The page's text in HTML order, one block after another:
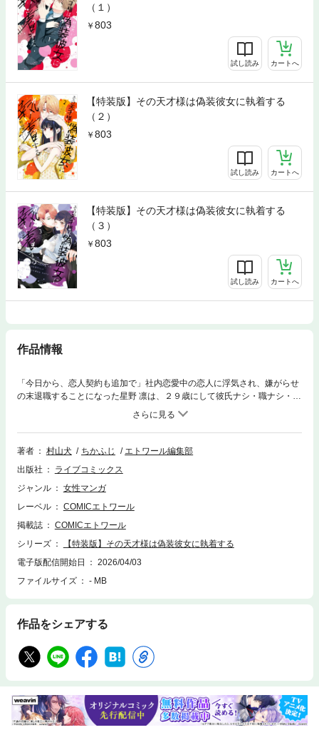
（１）
803
試し読み カートへ
【特装版】その天才様は偽装彼女に執着する
（２）
803
試し読み カートへ
【特装版】その天才様は偽装彼女に執着する
（３）
803
試し読み カートへ
作品情報
「今日から、恋人契約も追加で」社内恋愛中の恋人に浮気され、嫌がらせ
の末退職することになった星野 凛は、２９歳にして彼氏ナシ・職ナシ・未
来ナシの崖っぷちに。そんなある日、兄に紹介されたのは「帰国子女の凄
腕天才プログラマー」若月 郁の期間限定の家事代行業。美形だけど口を開
けば失礼な言動、おまけに人間不信で他人を寄せ付けない雰囲気の郁。だ
けど凛のことはなぜか気に入ったようで…！？孤高の天才プログラマー×
品は「その天才様は偽装彼女に執着する」第1話～第5話を収録したもので
す】
著者 村山犬 ちかふじ
エトワール編集部
出版社
ライブコミックス
ジャンル
女性マンガ
レーベル
COMICエトワール
掲載誌
COMICエトワール
シリーズ
【特装版】その天才様は偽装彼女に執着する
電子版配信開始日
2026/04/03
ファイルサイズ
- MB
作品をシェアする